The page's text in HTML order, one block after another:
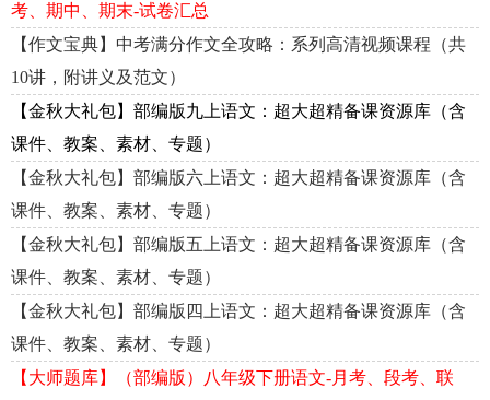
考、期中、期末-试卷汇总
【作文宝典】中考满分作文全攻略：系列高清视频课程（共
10讲，附讲义及范文）
【金秋大礼包】部编版九上语文：超大超精备课资源库（含
课件、教案、素材、专题）
【金秋大礼包】部编版六上语文：超大超精备课资源库（含
课件、教案、素材、专题）
【金秋大礼包】部编版五上语文：超大超精备课资源库（含
课件、教案、素材、专题）
【金秋大礼包】部编版四上语文：超大超精备课资源库（含
课件、教案、素材、专题）
【大师题库】（部编版）八年级下册语文-月考、段考、联